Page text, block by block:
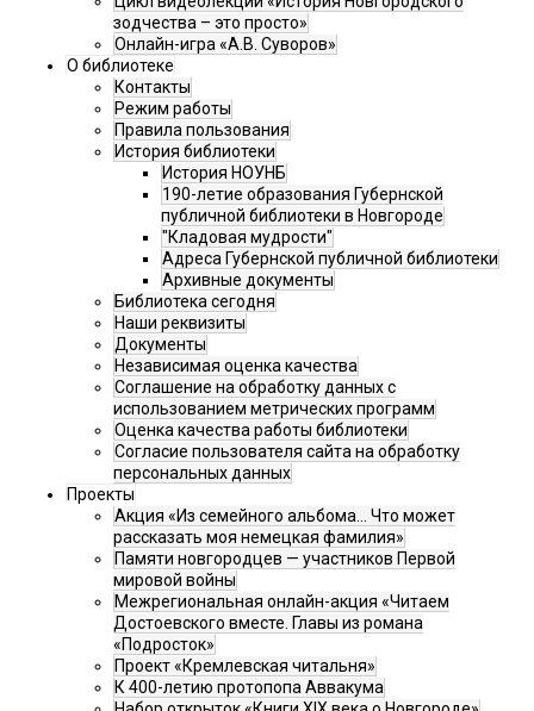
зодчества – это просто»
Онлайн-игра «А.В. Суворов»
О библиотеке
Контакты
Режим работы
Правила пользования
История библиотеки
История НОУНБ
190-летие образования Губернской
публичной библиотеки в Новгороде
"Кладовая мудрости"
Адреса Губернской публичной библиотеки
Архивные документы
Библиотека сегодня
Наши реквизиты
Документы
Независимая оценка качества
Соглашение на обработку данных с
использованием метрических программ
Оценка качества работы библиотеки
Согласие пользователя сайта на обработку
персональных данных
Проекты
Акция «Из семейного альбома... Что может
рассказать моя немецкая фамилия»
Памяти новгородцев — участников Первой
мировой войны
Межрегиональная онлайн-акция «Читаем
Достоевского вместе. Главы из романа
«Подросток»
Проект «Кремлевская читальня»
К 400-летию протопопа Аввакума